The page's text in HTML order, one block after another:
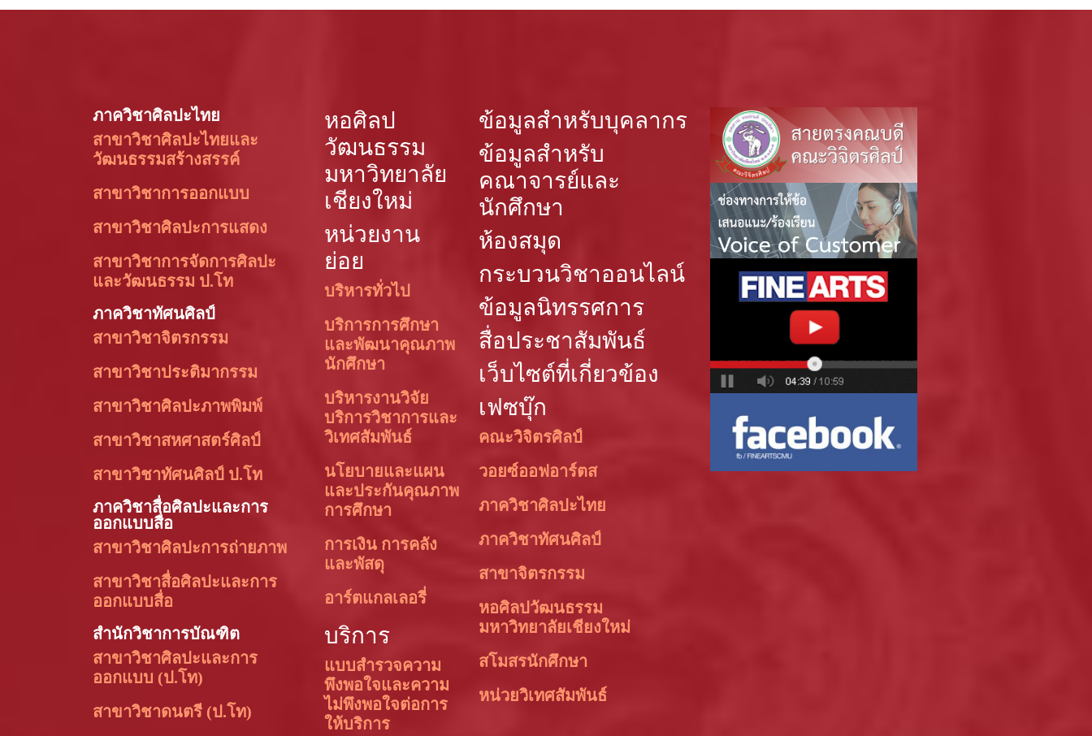
ภาควิชาศิลปะไทย
สาขาวิชาศิลปะไทยและ
วัฒนธรรมสร้างสรรค์
สาขาวิชาการออกแบบ
สาขาวิชาศิลปะการแสดง
สาขาวิชาการจัดการศิลปะ
และวัฒนธรรม ป.โท
ภาควิชาทัศนศิลป์
สาขาวิชาจิตรกรรม
สาขาวิชาประติมากรรม
สาขาวิชาศิลปะภาพพิมพ์
สาขาวิชาสหศาสตร์ศิลป์
สาขาวิชาทัศนศิลป์ ป.โท
ภาควิชาสื่อศิลปะและการ
ออกแบบสื่อ
สาขาวิชาศิลปะการถ่ายภาพ
สาขาวิชาสื่อศิลปะและการ
ออกแบบสื่อ
สำนักวิชาการบัณฑิต
สาขาวิชาศิลปะและการ
ออกแบบ (ป.โท)
สาขาวิชาดนตรี (ป.โท)
หอศิลป
วัฒนธรรม
มหาวิทยาลัย
เชียงใหม่
หน่วยงาน
ย่อย
บริหารทั่วไป
บริการการศึกษา
และพัฒนาคุณภาพ
นักศึกษา
บริหารงานวิจัย
บริการวิชาการและ
วิเทศสัมพันธ์
นโยบายและแผน
และประกันคุณภาพ
การศึกษา
การเงิน การคลัง
และพัสดุ
อาร์ตแกลเลอรี่
บริการ
แบบสำรวจความ
พึงพอใจและความ
ไม่พึงพอใจต่อการ
ให้บริการ
ข้อมูลสำหรับบุคลากร
ข้อมูลสำหรับ
คณาจารย์และ
นักศึกษา
ห้องสมุด
กระบวนวิชาออนไลน์
ข้อมูลนิทรรศการ
สื่อประชาสัมพันธ์
เว็บไซต์ที่เกี่ยวข้อง
เฟซบุ๊ก
คณะวิจิตรศิลป์
วอยซ์ออฟอาร์ตส
ภาควิชาศิลปะไทย
ภาควิชาทัศนศิลป์
สาขาจิตรกรรม
หอศิลปวัฒนธรรม
มหาวิทยาลัยเชียงใหม่
สโมสรนักศึกษา
หน่วยวิเทศสัมพันธ์